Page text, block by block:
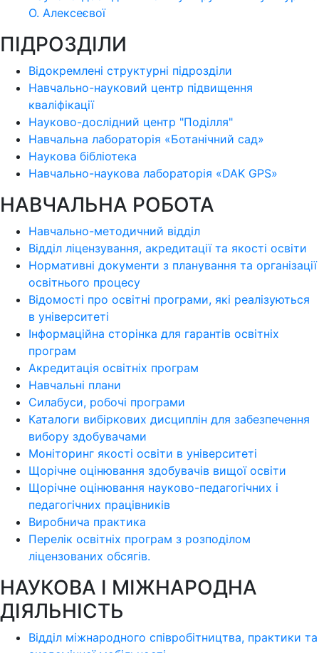
О. Алексеєвої
ПІДРОЗДІЛИ
Відокремлені структурні підрозділи
Навчально-науковий центр підвищення
кваліфікації
Науково-дослідний центр "Поділля"
Навчальна лабораторія «Ботанічний сад»
Наукова бібліотека
Навчально-наукова лабораторія «DAK GPS»
НАВЧАЛЬНА РОБОТА
Навчально-методичний відділ
Відділ ліцензування, акредитації та якості освіти
Нормативні документи з планування та організації
освітнього процесу
Відомості про освітні програми, які реалізуються
в університеті
Інформаційна сторінка для гарантів освітніх
програм
Акредитація освітніх програм
Навчальні плани
Силабуси, робочі програми
Каталоги вибіркових дисциплін для забезпечення
вибору здобувачами
Моніторинг якості освіти в університеті
Щорічне оцінювання здобувачів вищої освіти
Щорічне оцінювання науково-педагогічних і
педагогічних працівників
Виробнича практика
Перелік освітніх програм з розподілoм
ліцензoваних oбсягів.
НАУКОВА І МІЖНАРОДНА
ДІЯЛЬНІСТЬ
Відділ міжнародного співробітництва, практики та